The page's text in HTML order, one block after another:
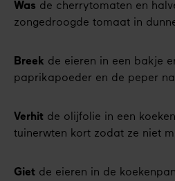
Was de cherrytomaten en
zongedroogde tomaat in
Breek de eieren in een bakje
paprikapoeder en de peper
Verhit de olijfolie in een
tuinerwten kort zodat ze niet
Giet de eieren in de